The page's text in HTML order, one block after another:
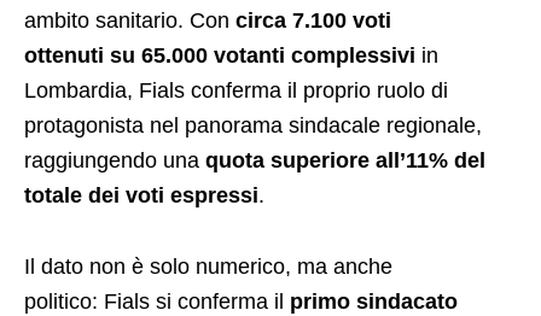
ambito sanitario. Con circa 7.100 voti
ottenuti su 65.000 votanti complessivi in
Lombardia, Fials conferma il proprio ruolo di
protagonista nel panorama sindacale regionale,
raggiungendo una quota superiore all’11% del
totale dei voti espressi.
Il dato non è solo numerico, ma anche
politico: Fials si conferma il primo sindacato